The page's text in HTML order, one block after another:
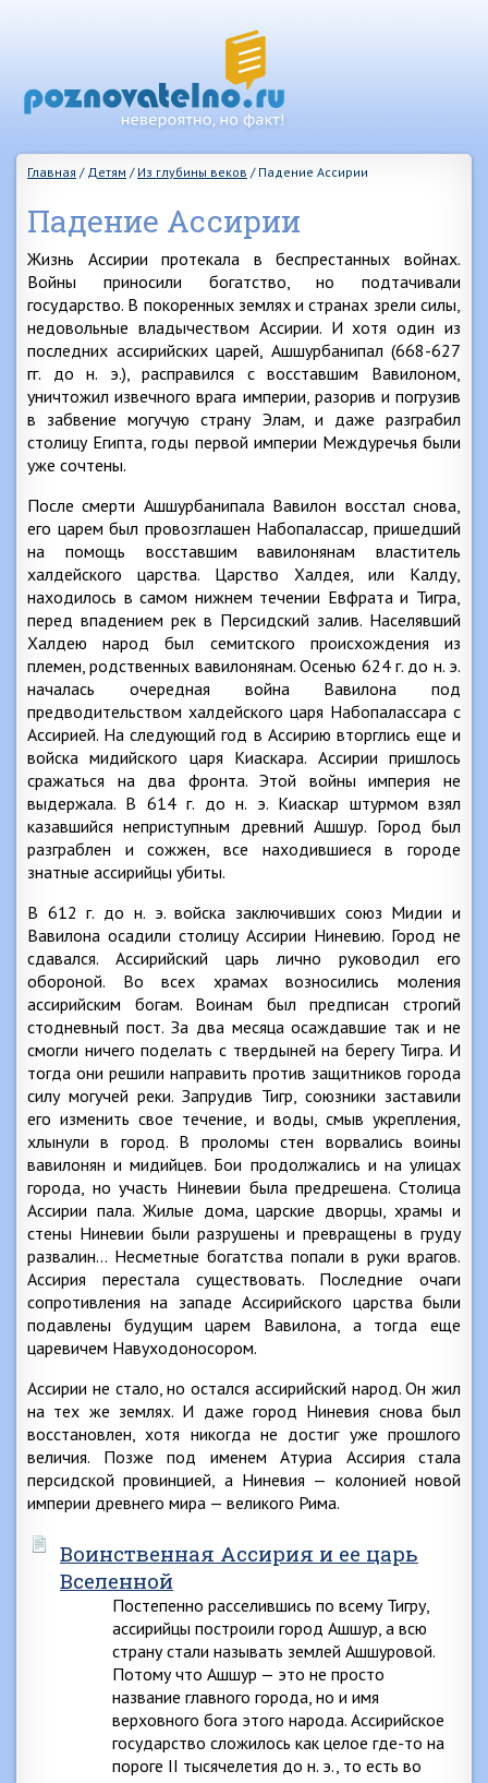
Главная / Детям / Из глубины веков / Падение Ассирии
Падение Ассирии
Жизнь Ассирии протекала в беспрестанных войнах.
Войны приносили богатство, но подтачивали
государство. В покоренных землях и странах зрели силы,
недовольные владычеством Ассирии. И хотя один из
последних ассирийских царей, Ашшурбанипал (668-627
гг. до н. э.), расправился с восставшим Вавилоном,
уничтожил извечного врага империи, разорив и погрузив
в забвение могучую страну Элам, и даже разграбил
столицу Египта, годы первой империи Междуречья были
уже сочтены.
После смерти Ашшурбанипала Вавилон восстал снова,
его царем был провозглашен Набопалассар, пришедший
на помощь восставшим вавилонянам властитель
халдейского царства. Царство Халдея, или Калду,
находилось в самом нижнем течении Евфрата и Тигра,
перед впадением рек в Персидский залив. Населявший
Халдею народ был семитского происхождения из
племен, родственных вавилонянам. Осенью 624 г. до н. э.
началась очередная война Вавилона под
предводительством халдейского царя Набопалассара с
Ассирией. На следующий год в Ассирию вторглись еще и
войска мидийского царя Киаскара. Ассирии пришлось
сражаться на два фронта. Этой войны империя не
выдержала. В 614 г. до н. э. Киаскар штурмом взял
казавшийся неприступным древний Ашшур. Город был
разграблен и сожжен, все находившиеся в городе
знатные ассирийцы убиты.
В 612 г. до н. э. войска заключивших союз Мидии и
Вавилона осадили столицу Ассирии Ниневию. Город не
сдавался. Ассирийский царь лично руководил его
обороной. Во всех храмах возносились моления
ассирийским богам. Воинам был предписан строгий
стодневный пост. За два месяца осаждавшие так и не
смогли ничего поделать с твердыней на берегу Тигра. И
тогда они решили направить против защитников города
силу могучей реки. Запрудив Тигр, союзники заставили
его изменить свое течение, и воды, смыв укрепления,
хлынули в город. В проломы стен ворвались воины
вавилонян и мидийцев. Бои продолжались и на улицах
города, но участь Ниневии была предрешена. Столица
Ассирии пала. Жилые дома, царские дворцы, храмы и
стены Ниневии были разрушены и превращены в груду
развалин… Несметные богатства попали в руки врагов.
Ассирия перестала существовать. Последние очаги
сопротивления на западе Ассирийского царства были
подавлены будущим царем Вавилона, а тогда еще
царевичем Навуходоносором.
Ассирии не стало, но остался ассирийский народ. Он жил
на тех же землях. И даже город Ниневия снова был
восстановлен, хотя никогда не достиг уже прошлого
величия. Позже под именем Атуриа Ассирия стала
персидской провинцией, а Ниневия — колонией новой
империи древнего мира — великого Рима.
Воинственная Ассирия и ее царь
Вселенной
Постепенно расселившись по всему Тигру,
ассирийцы построили город Ашшур, а всю
страну стали называть землей Ашшуровой.
Потому что Ашшур — это не просто
название главного города, но и имя
верховного бога этого народа. Ассирийское
государство сложилось как целое где-то на
пороге II тысячелетия до н. э., то есть во